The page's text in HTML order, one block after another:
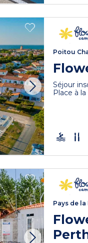
Poitou
Séjour
Place à
Pays de la